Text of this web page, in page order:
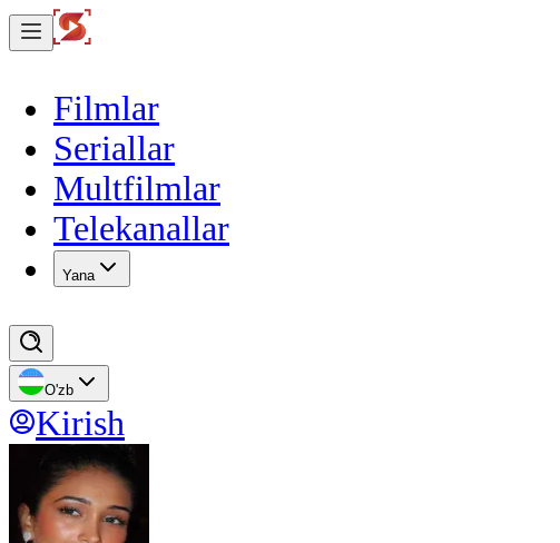
Filmlar
Seriallar
Multfilmlar
Telekanallar
Yana
O'zb
Kirish